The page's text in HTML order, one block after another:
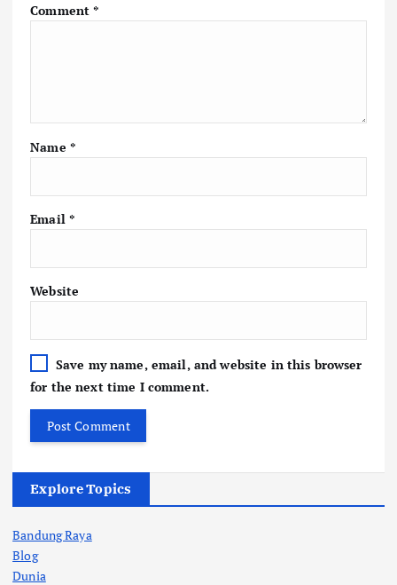
Comment*
Name *
Email *
Website
Save my name, email, and website in this browser
for the next time I comment.
Explore Topics
Bandung Raya
Blog
Dunia